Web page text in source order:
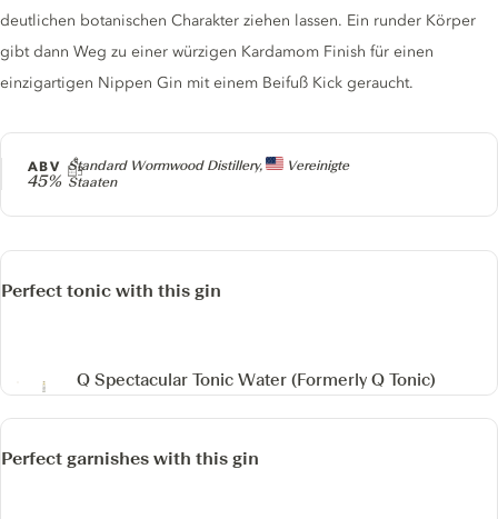
Producer
Standard Wormwood Distillery,
Vereinigte
Staaten
ABV
45%
deutlichen botanischen Charakter ziehen lassen. Ein runder Körper
gibt dann Weg zu einer würzigen Kardamom Finish für einen
einzigartigen Nippen Gin mit einem Beifuß Kick geraucht.
Perfect tonic with this gin
Q Spectacular Tonic Water (Formerly Q Tonic)
Perfect garnishes with this gin